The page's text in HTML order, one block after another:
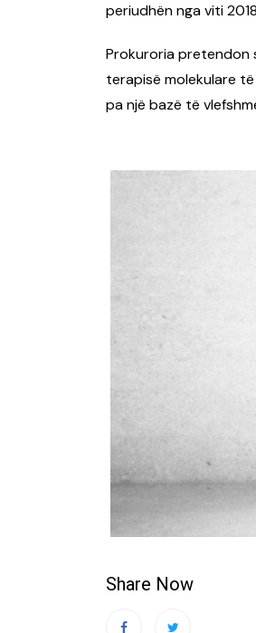
periudhën nga viti
Prokuroria pretendon
terapisë molekulare
pa një bazë të
Share Now